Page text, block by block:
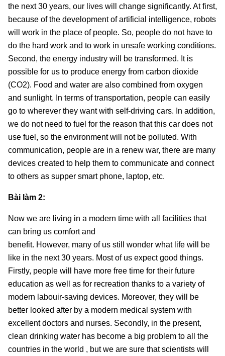
the next 30 years, our lives will change significantly. At first,
because of the development of artificial intelligence, robots
will work in the place of people. So, people do not have to
do the hard work and to work in unsafe working conditions.
Second, the energy industry will be transformed. It is
possible for us to produce energy from carbon dioxide
(CO2). Food and water are also combined from oxygen
and sunlight. In terms of transportation, people can easily
go to wherever they want with self-driving cars. In addition,
we do not need to fuel for the reason that this car does not
use fuel, so the environment will not be polluted. With
communication, people are in a renew war, there are many
devices created to help them to communicate and connect
to others as supper smart phone, laptop, etc.
Bài làm 2:
Now we are living in a modern time with all facilities that
can bring us comfort and
benefit. However, many of us still wonder what life will be
like in the next 30 years. Most of us expect good things.
Firstly, people will have more free time for their future
education as well as for recreation thanks to a variety of
modern labouir-saving devices. Moreover, they will be
better looked after by a modern medical system with
excellent doctors and nurses. Secondly, in the present,
clean drinking water has become a big problem to all the
countries in the world , but we are sure that scientists will